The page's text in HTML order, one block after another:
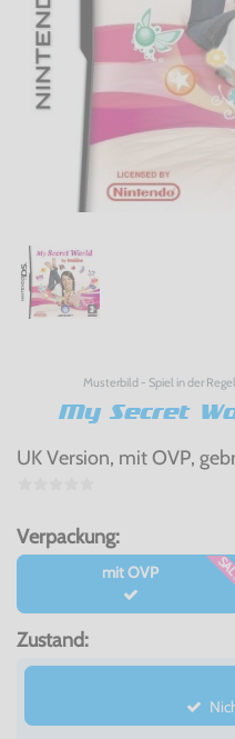
Musterbild - Spiel in der
My Secret
UK Version, mit OVP,
Verpackung:
mit OVP
Zustand: